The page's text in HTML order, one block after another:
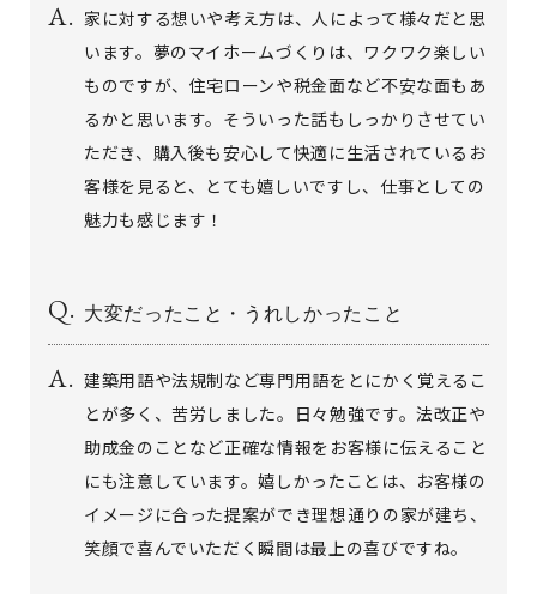
家に対する想いや考え方は、人によって様々だと思
います。夢のマイホームづくりは、ワクワク楽しい
ものですが、住宅ローンや税金面など不安な面もあ
るかと思います。そういった話もしっかりさせてい
ただき、購入後も安心して快適に生活されているお
客様を見ると、とても嬉しいですし、仕事としての
魅力も感じます！
大変だったこと・うれしかったこと
建築用語や法規制など専門用語をとにかく覚えるこ
とが多く、苦労しました。日々勉強です。法改正や
助成金のことなど正確な情報をお客様に伝えること
にも注意しています。嬉しかったことは、お客様の
イメージに合った提案ができ理想通りの家が建ち、
笑顔で喜んでいただく瞬間は最上の喜びですね。